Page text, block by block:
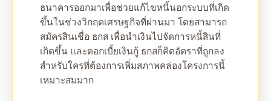
ธนาคารออกมาเพื่อช่วยแก้ไขหนี้นอกระบบที่เกิด
ขึ้นในช่วงวิกฤตเศรษฐกิจที่ผ่านมา โดยสามารถ
สมัครสินเชื่อ ธกส เพื่อนำเงินไปจัดการหนี้สินที่
เกิดขึ้น และดอกเบี้ยเงินกู้ ธกสก็คิดอัตราที่ถูกลง
สำหรับใครที่ต้องการเพิ่มสภาพคล่องโครงการนี้
เหมาะสมมาก